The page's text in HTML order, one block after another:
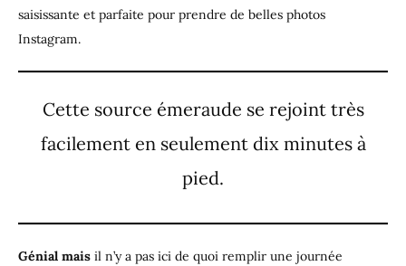
saisissante et parfaite pour prendre de belles photos
Instagram.
Cette source émeraude se rejoint très
facilement en seulement dix minutes à
pied.
Génial mais il n’y a pas ici de quoi remplir une journée